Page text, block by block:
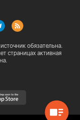
обязательна.
страницах активная